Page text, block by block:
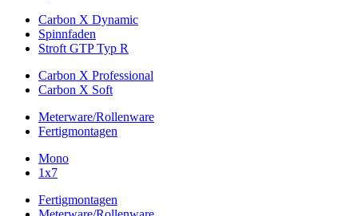
Carbon X Dynamic
Spinnfaden
Stroft GTP Typ R
Carbon X Professional
Carbon X Soft
Meterware/Rollenware
Fertigmontagen
Mono
1x7
Fertigmontagen